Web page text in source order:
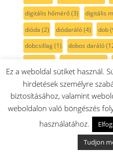
digitális hőmérő(3) digitális
dióda (2) diódaráló(4) dob
dobcsillag(1) dobos daráló
doboz(30) dobtámasztó(1)
edénytartórács(6)
egyszintes(2) egység(1)
elektronika(46) elektróda(3)
EQ series(1)
Ez a weboldal sütiket használ.
hirdetések személyre
biztosításához, valamint
weboldalon való böngészés
használatához.
Tudjon